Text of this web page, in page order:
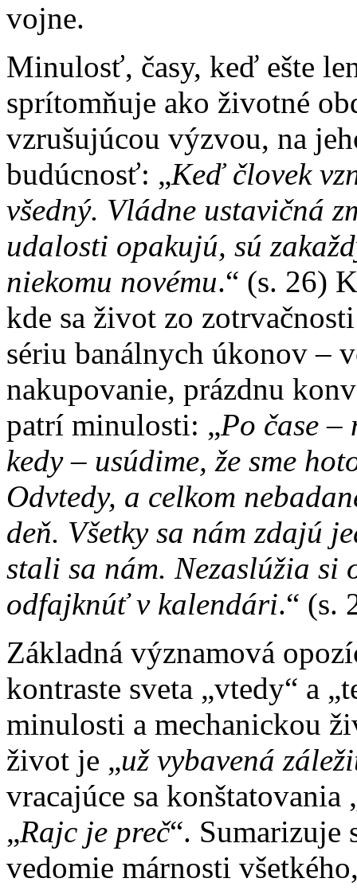
vojne.
Minulosť, časy, keď ešte
sprítomňuje ako životné
vzrušujúcou výzvou, na
budúcnosť: „Keď človek
všedný. Vládne ustavičná
udalosti opakujú, sú
niekomu novému.“ (s. 26)
kde sa život zo
sériu banálnych úkonov –
nakupovanie, prázdnu
patrí minulosti: „Po čase –
kedy – usúdime, že sme
Odvtedy, a celkom
deň. Všetky sa nám zdajú
stali sa nám. Nezaslúžia
odfajknúť v kalendári.“ (s.
Základná významová
kontraste sveta „vtedy“ a
minulosti a mechanickou
život je „už vybavená
vracajúce sa konštatovania
„Rajc je preč“. Sumarizuje
vedomie márnosti